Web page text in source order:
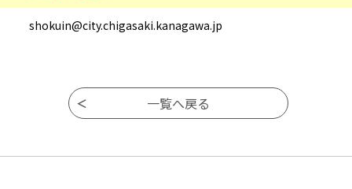
shokuin@city.chigasaki.kanagawa.jp